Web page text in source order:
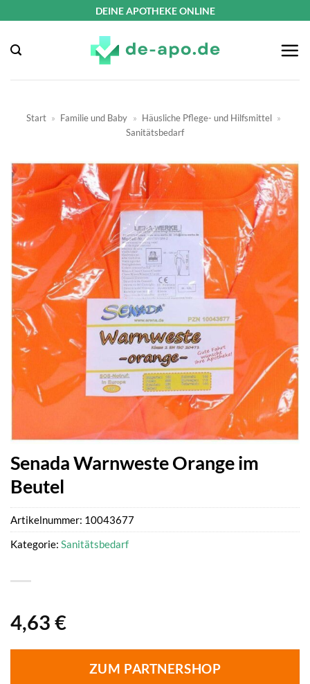
springen
DEINE APOTHEKE ONLINE
Start » Familie und Baby » Häusliche Pflege- und Hilfsmittel »
Sanitätsbedarf
Senada Warnweste Orange im
Beutel
4,63 €
ZUM PARTNERSHOP
Artikelnummer: 10043677
Kategorie: Sanitätsbedarf